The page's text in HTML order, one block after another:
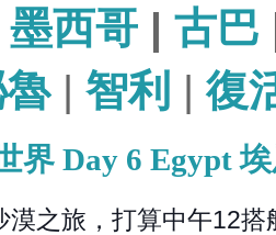
墨西哥 | 古巴
| 智利 |復
界 Day 6 Egypt
漠之旅，打算中午12